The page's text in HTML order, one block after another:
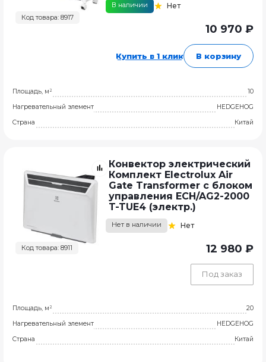
Код товара: 8917
В наличии Нет
10 970 ₽
Купить в 1 клик В корзину
Площадь, м²
10
Нагревательный элемент
HEDGEHOG
Страна
Китай
Код товара: 8911
Конвектор электрический
Комплект Electrolux Air
Gate Transformer с блоком
управления ECH/AG2-2000
T-TUE4 (электр.)
Нет в наличии Нет
12 980 ₽
Под заказ
Площадь, м²
20
Нагревательный элемент
HEDGEHOG
Страна
Китай